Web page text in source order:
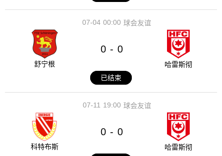
00:00
07-04 球会友谊
舒宁根
0 - 0
哈雷斯彻
已结束
19:00
07-11 球会友谊
科特布斯
0 - 0
哈雷斯彻